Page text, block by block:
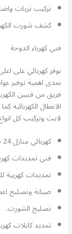
تركيب ثريات
كشف شورت
فني كهرباء الدوحة
نوفر كهربائي على
بمدى اهمية توفير
الاعطال
لايت وتركيب كل
كهربائي منازل 24 ساعة.
فني تمديدات
تمديدات كهربية
صيانة وتصليح
تصليح الشورت.
تمديد كابلات